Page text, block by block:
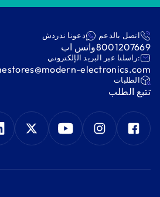
اتصل بالدعم
8001207669
دعونا ندردش
واتس اب
:راسلنا عبر البريد الإلكتروني
electronics.com
‫الطلبات‬
‫تتبع الطلب‬